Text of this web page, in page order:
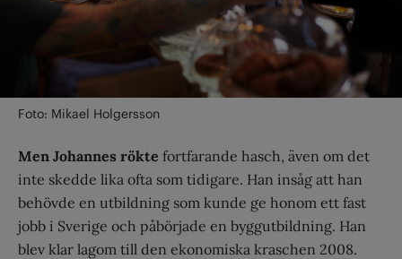
Foto: Mikael Holgersson
Men Johannes rökte fortfarande hasch, även om det
inte skedde lika ofta som tidigare. Han insåg att han
behövde en utbildning som kunde ge honom ett fast
jobb i Sverige och påbörjade en byggutbildning. Han
blev klar lagom till den ekonomiska kraschen 2008.